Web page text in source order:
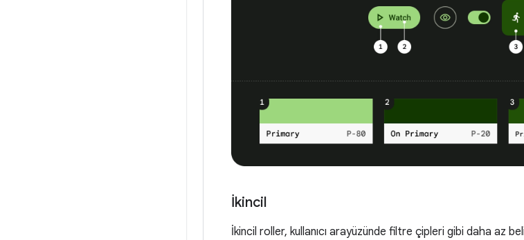
İkincil
İkincil roller, kullanıcı arayüzünde filtre çipleri gibi daha az